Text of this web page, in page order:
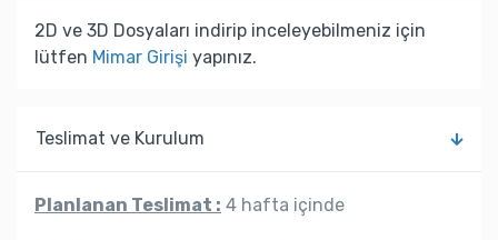
2D ve 3D Dosyaları indirip inceleyebilmeniz için
lütfen Mimar Girişi yapınız.
Teslimat ve Kurulum
Planlanan Teslimat : 4 hafta içinde